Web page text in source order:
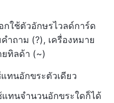
กใช้ตัวอักษรไวลด์การ์ด
ำถาม (?), เครื่องหมาย
ทิลด้า (~)
ทนอักขระตัวเดียว
ทนจำนวนอักขระใดก็ได้